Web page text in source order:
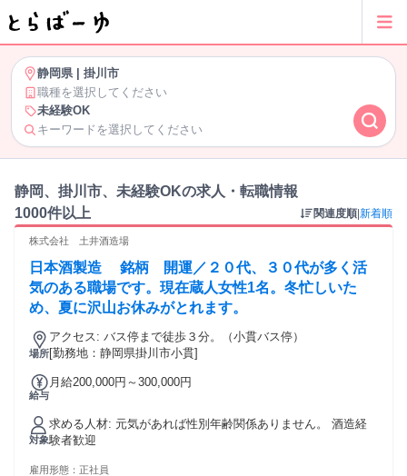
静岡県| 掛川市
職種を選択してください
未経験OK
キーワードを選択してください
静岡、掛川市、未経験OKの求人・転職情報
1000件以上
関連度順 新着順
株式会社 土井酒造場
日本酒製造 銘柄 開運／２０代、３０代が多く活
気のある職場です。現在蔵人女性1名。冬忙しいた
め、夏に沢山お休みがとれます。
場所
アクセス: バス停まで徒歩３分。（小貫バス停）
[勤務地：静岡県掛川市小貫]
給与
月給200,000円～300,000円
対象
求める人材: 元気があれば性別年齢関係ありません。 酒造経
験者歓迎
雇用形態： 正社員